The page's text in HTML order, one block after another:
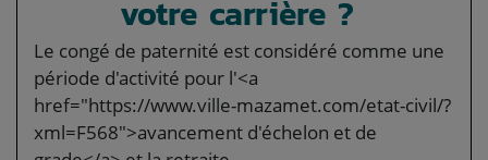
votre carrière ?
Le congé de paternité est considéré comme une
période d'activité pour l'<a
href="https://www.ville-mazamet.com/etat-civil/?
xml=F568">avancement d'échelon et de